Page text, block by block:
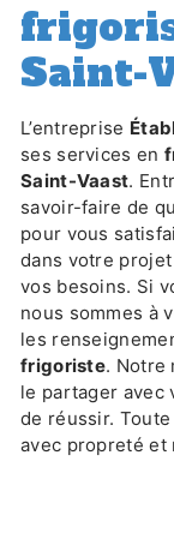
Saint-
L’entreprise
ses services en
Saint-Vaast.
savoir-faire de
pour vous
dans votre
vos besoins. Si
nous sommes à
les
frigoriste. Notre
le partager avec
de réussir.
avec propreté et